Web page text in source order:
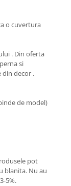
o cuvertura
. Din oferta
si
din decor .
de model)
pot
blanita. Nu au
5%.